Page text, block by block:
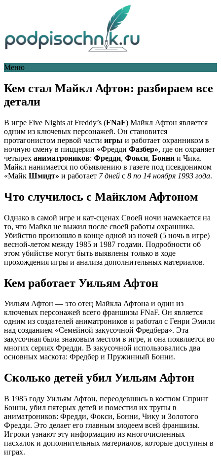
Меню
Кем стал Майкл Афтон: разбираем все
детали
В игре Five Nights at Freddy’s (FNaF) Майкл Афтон является
одним из ключевых персонажей. Он становится
протагонистом первой части игры и работает охранником в
ночную смену в пиццерии «Фредди Фазбер», где он охраняет
четырех аниматроников: Фредди, Фокси, Бонни и Чика.
Майкл нанимается по объявлению в газете под псевдонимом
«Майк Шмидт» и работает 7 дней с 8 по 14 ноября 1993 года.
Что случилось с Майклом Афтоном
Однако в самой игре и кат-сценах Своей ночи намекается на
то, что Майкл не выжил после своей работы охранника.
Убийство произошло в конце одной из ночей (5 ночь в игре)
весной-летом между 1985 и 1987 годами. Подробности об
этом убийстве могут быть выявлены только в ходе
прохождения игры и анализа дополнительных материалов.
Кем работает Уильям Афтон
Уильям Афтон — это отец Майкла Афтона и один из
ключевых персонажей всего франшизы FNaF. Он является
одним из создателей аниматроников и работал с Генри Эмили
над созданием «Семейной закусочной Фредбера». Эта
закусочная была знаковым местом в игре, и она появляется во
многих сериях Фредди. В закусочной использовались два
основных маскота: Фредбер и Пружинный Бонни.
Сколько детей убил Уильям Афтон
В 1985 году Уильям Афтон, переодевшись в костюм Спринг
Бонни, убил пятерых детей и поместил их трупы в
аниматроников: Фредди, Фокси, Бонни, Чику и Золотого
Фредди. Это делает его главным злодеем всей франшизы.
Игроки узнают эту информацию из многочисленных
пасхалок и дополнительных материалов, которые доступны в
играх.